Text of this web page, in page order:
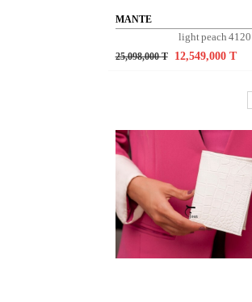
MANTE
25,098,000T 12,549,000 T